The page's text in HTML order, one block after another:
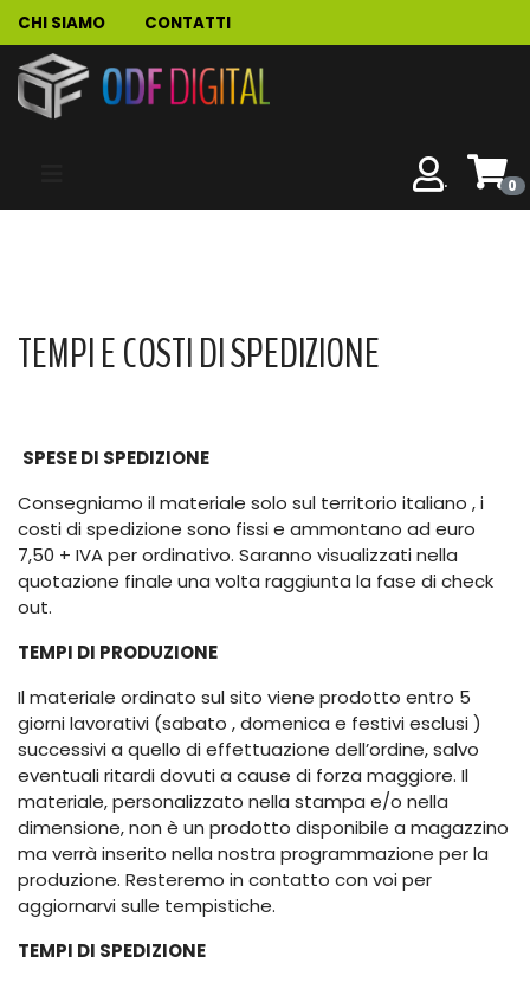
CHI SIAMO CONTATTI
0
TEMPI E COSTI DI SPEDIZIONE
SPESE DI SPEDIZIONE
Consegniamo il materiale solo sul territorio italiano , i
costi di spedizione sono fissi e ammontano ad euro
7,50 + IVA per ordinativo. Saranno visualizzati nella
quotazione finale una volta raggiunta la fase di check
out.
TEMPI DI PRODUZIONE
Il materiale ordinato sul sito viene prodotto entro 5
giorni lavorativi (sabato , domenica e festivi esclusi )
successivi a quello di effettuazione dell’ordine, salvo
eventuali ritardi dovuti a cause di forza maggiore. Il
materiale, personalizzato nella stampa e/o nella
dimensione, non è un prodotto disponibile a magazzino
ma verrà inserito nella nostra programmazione per la
produzione. Resteremo in contatto con voi per
aggiornarvi sulle tempistiche.
TEMPI DI SPEDIZIONE